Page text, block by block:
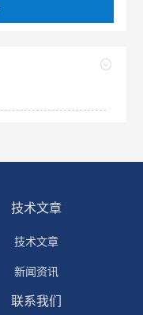
技术文章
技术文章
新闻资讯
联系我们